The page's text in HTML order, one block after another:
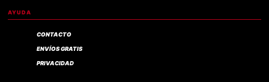
AYUDA
CONTACTO
ENVÍOS GRATIS
PRIVACIDAD